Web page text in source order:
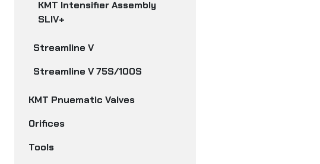
KMT Intensifier Assembly
SLIV+
Streamline V
Streamline V 75S/100S
KMT Pnuematic Valves
Orifices
Tools